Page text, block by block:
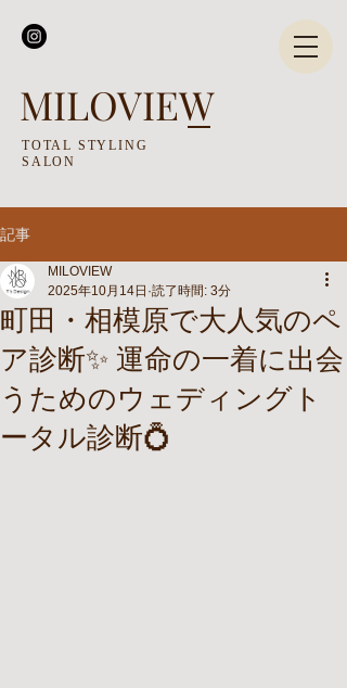
MILOVIEW
TOTAL STYLING
SALON
記事
町田・相模原で大人気のペ
ア診断✨ 運命の一着に出会
うためのウェディングト
ータル診断💍
MILOVIEW
2025年10月14日 読了時間: 3分